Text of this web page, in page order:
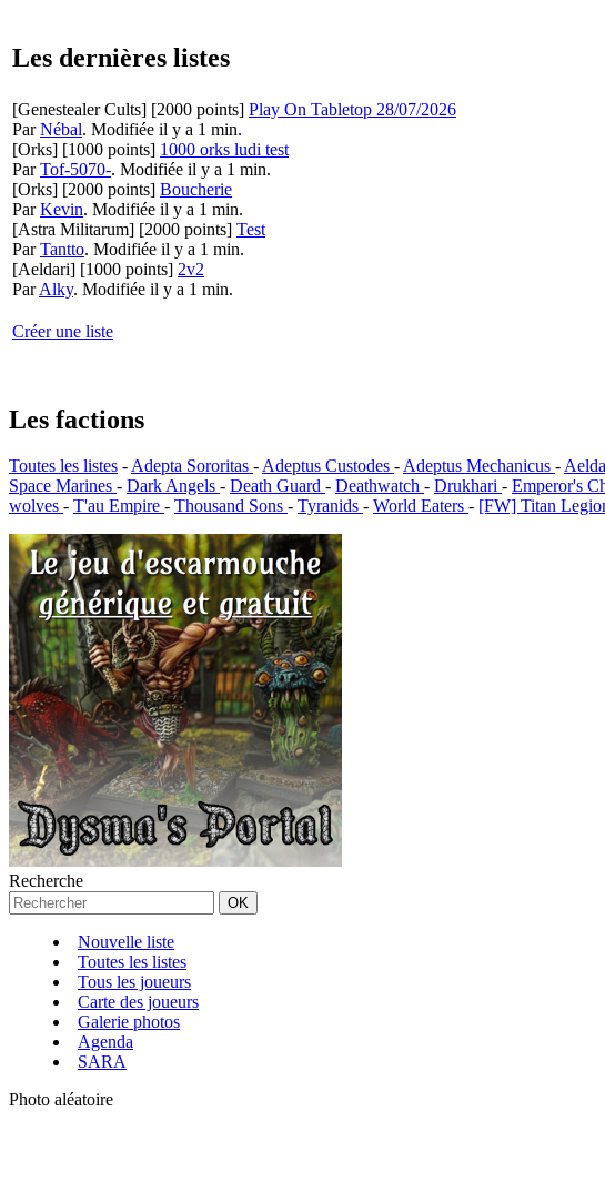
Les dernières listes
[Genestealer Cults] [2000 points] Play On Tabletop 28/07/2026
ParNébal. Modifiée il y a 1 min.
[Orks] [1000 points] 1000 orks ludi test
ParTof-5070-. Modifiée il y a 1 min.
[Orks] [2000 points] Boucherie
ParKevin. Modifiée il y a 1 min.
[Astra Militarum] [2000 points] Test
ParTantto. Modifiée il y a 1 min.
[Aeldari] [1000 points] 2v2
ParAlky. Modifiée il y a 1 min.
Créer une liste
Les factions
Toutes les listes -Adepta Sororitas -Adeptus Custodes -Adeptus Mechanicus -
Space Marines - Dark Angels - Death Guard - Deathwatch - Drukhari - Emperor's
wolves - T'au Empire - Thousand Sons - Tyranids - World Eaters - [FW] Titan
Recherche
Nouvelle liste
Toutes les listes
Tous les joueurs
Carte des joueurs
Galerie photos
Agenda
SARA
Photo aléatoire